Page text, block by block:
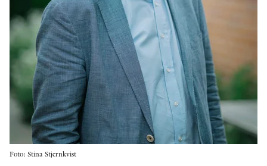
PRESSKONTAKT
PEER REVIEW-PROCESSEN
Foto: Stina Stjernkvist